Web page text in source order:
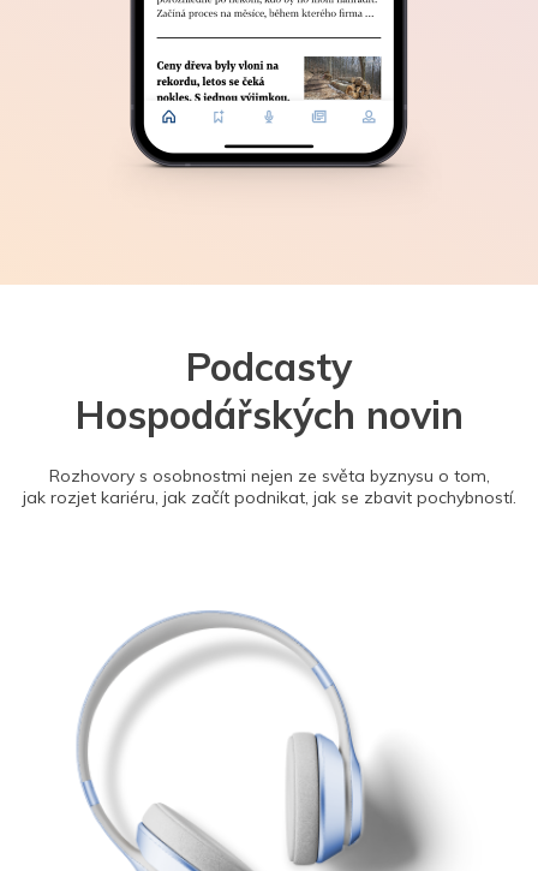
Podcasty
Hospodářských novin
Rozhovory s osobnostmi nejen ze světa byznysu o tom,
jak rozjet kariéru, jak začít podnikat, jak se zbavit pochybností.